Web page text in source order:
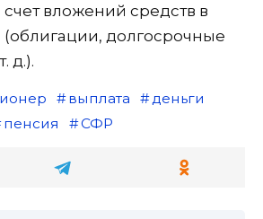
вложений средств в
долгосрочные
д.).
выплата
деньги
пенсия СФР